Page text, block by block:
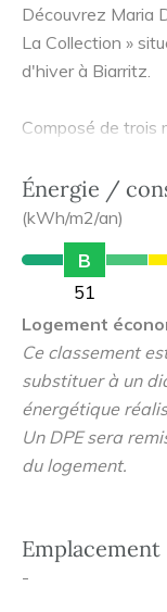
Découvrez Maria
La Collection »
d'hiver à Biarritz.
Composé de trois
un confort et des
ensemble
Les maisons
de prestations de
Elles seront
vos besoins. Les
offrant ainsi un
Chaque maison
accueillir une
Situées dans ce
Énergie /
(kWh/m2/an)
B
51
Logement
Ce classement
substituer à un
énergétique
Un DPE sera
du logement.
Emplacement
-